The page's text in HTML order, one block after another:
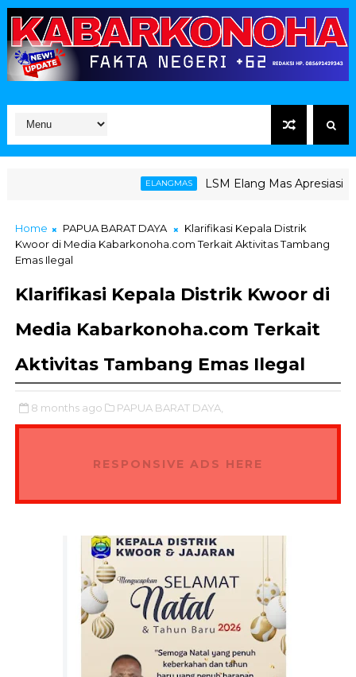
ELANGMAS LSM Elang Mas Apresiasi
Home PAPUA BARAT DAYA
Klarifikasi Kepala Distrik
Kwoor di Media Kabarkonoha.com Terkait Aktivitas Tambang
Emas Ilegal
Klarifikasi Kepala Distrik Kwoor di
Media Kabarkonoha.com Terkait
Aktivitas Tambang Emas Ilegal
8 months ago PAPUA BARAT DAYA,
RESPONSIVE ADS HERE